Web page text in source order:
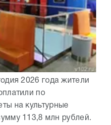
2026 года жители
по
на культурные
113,8 млн рублей.